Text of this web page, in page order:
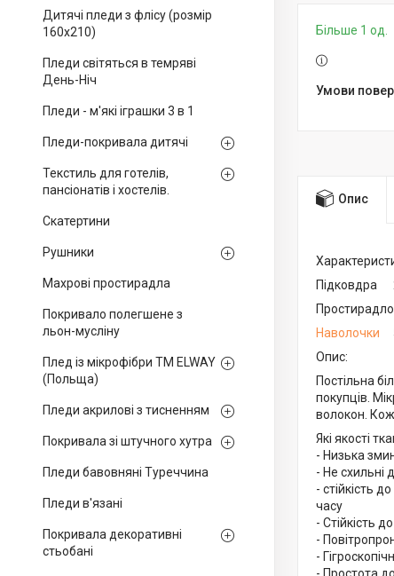
Дитячі пледи з флісу (розмір
160х210)
Пледи світяться в темряві
День-Ніч
Пледи - м'які іграшки 3 в 1
Пледи-покривала дитячі
Текстиль для готелів,
пансіонатів і хостелів.
Скатертини
Рушники
Махрові простирадла
Покривало полегшене з
льон-мусліну
Плед із мікрофібри ТМ ELWAY
(Польща)
Пледи акрилові з тисненням
Покривала зі штучного хутра
Пледи бавовняні Туреччина
Пледи в'язані
Покривала декоративні
стьобані
Більше 1 од.
Опис
Підковдра
Наволочки
Опис:
Постільна
покупців.
волокон.
Які якості
- Низька
- Не схильні
- стійкість
часу
- Стійкість
-
-